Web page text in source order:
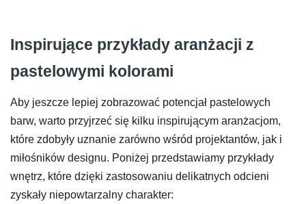
Inspirujące przykłady aranżacji z
pastelowymi kolorami
Aby jeszcze lepiej zobrazować potencjał pastelowych
barw, warto przyjrzeć się kilku inspirującym aranżacjom,
które zdobyły uznanie zarówno wśród projektantów, jak i
miłośników designu. Poniżej przedstawiamy przykłady
wnętrz, które dzięki zastosowaniu delikatnych odcieni
zyskały niepowtarzalny charakter: